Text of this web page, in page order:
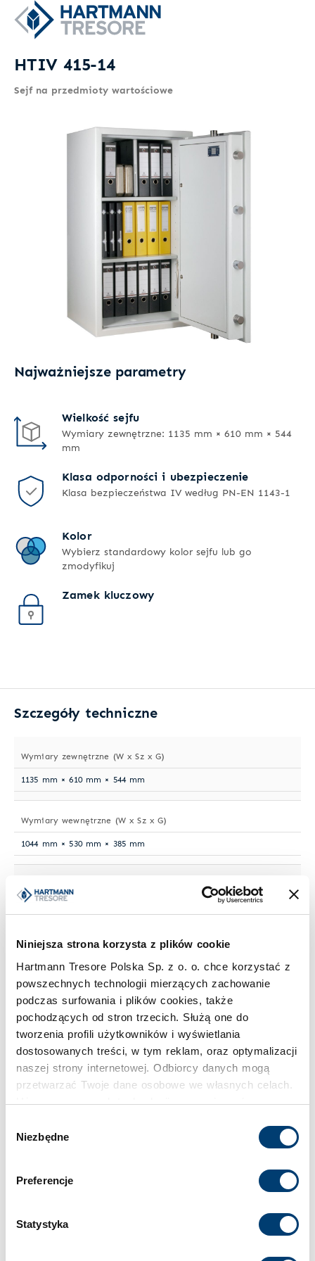
Niniejsza strona korzysta z plików cookie
Hartmann Tresore Polska Sp. z o. o. chce korzystać z
powszechnych technologii mierzących zachowanie
podczas surfowania i plików cookies, także
pochodzących od stron trzecich. Służą one do
tworzenia profili użytkowników i wyświetlania
dostosowanych treści, w tym reklam, oraz optymalizacji
naszej strony internetowej. Odbiorcy danych mogą
przetwarzać Twoje dane osobowe we własnych celach.
Używamy pewnych technologii w oparciu o równowagę
odrzucić i wycofać swoją zgodę w dowolnej chwili ze
wPolityce prywatności
Polityce wykorzystywania
zgody
Niezbędne
Preferencje
Statystyka
HTIV 415-14
Sejf na przedmioty wartościowe
Najważniejsze parametry
Wielkość sejfu
Wymiary zewnętrzne: 1135 mm × 610 mm × 544
mm
Klasa odporności i ubezpieczenie
Klasa bezpieczeństwa IV według PN-EN 1143-1
Kolor
Wybierz standardowy kolor sejfu lub go
zmodyfikuj
Zamek kluczowy
Szczegóły techniczne
Wymiary zewnętrzne (W x Sz x G)
1135 mm × 610 mm × 544 mm
Wymiary wewnętrzne (W x Sz x G)
1044 mm × 530 mm × 385 mm
Pojemność
213 l
Klasa bezpieczeństwa
IV
Limit wartości chronionej w domu
Limit wartości chronionej w firmie
Zamek kluczowy